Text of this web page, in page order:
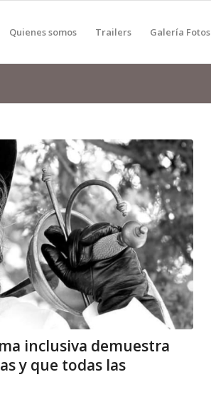
Quienes somos Trailers Galería Fotos
inclusiva demuestra
y que todas las